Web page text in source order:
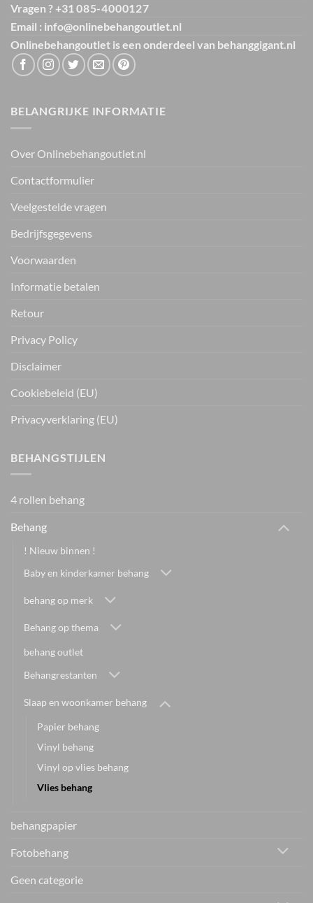
Vragen ? +31 085-4000127
Email : info@onlinebehangoutlet.nl
Onlinebehangoutlet is een onderdeel van behanggigant.nl
BELANGRIJKE INFORMATIE
Over Onlinebehangoutlet.nl
Contactformulier
Veelgestelde vragen
Bedrijfsgegevens
Voorwaarden
Informatie betalen
Retour
Privacy Policy
Disclaimer
Cookiebeleid (EU)
Privacyverklaring (EU)
BEHANGSTIJLEN
4 rollen behang
Behang
! Nieuw binnen !
Baby en kinderkamer behang
behang op merk
Behang op thema
behang outlet
Behangrestanten
Slaap en woonkamer behang
Papier behang
Vinyl behang
Vinyl op vlies behang
Vlies behang
behangpapier
Fotobehang
Geen categorie